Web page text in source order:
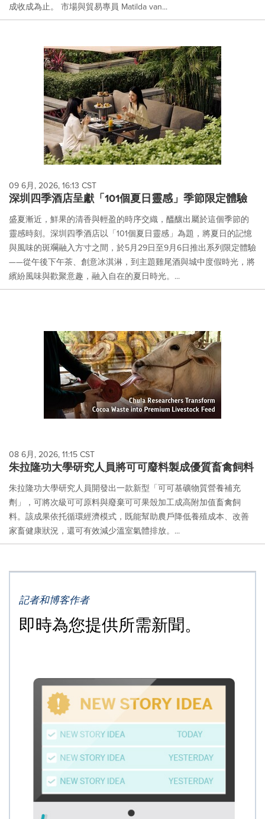
成收成為止。 市場與貿易專員 Matilda van...
09 6月, 2026, 16:13 CST
深圳四季酒店呈獻「101個夏日靈感」季節限定體驗
盛夏漸近，鮮果的清香與輕盈的時序交織，醞釀出屬於這個季節的
靈感時刻。深圳四季酒店以「101個夏日靈感」為題，將夏日的記憶
與風味的斑斕融入方寸之間，於5月29日至9月6日推出系列限定體驗
——從午後下午茶、創意冰淇淋，到主題雞尾酒與城中度假時光，將
繽紛風味與歡聚意趣，融入自在的夏日時光。...
08 6月, 2026, 11:15 CST
朱拉隆功大學研究人員將可可廢料製成優質畜禽飼料
朱拉隆功大學研究人員開發出一款新型「可可基礦物質營養補充
劑」，可將次級可可原料與廢棄可可果殼加工成高附加值畜禽飼
料。該成果依托循環經濟模式，既能幫助農戶降低養殖成本、改善
家畜健康狀況，還可有效減少溫室氣體排放。...
記者和博客作者
即時為您提供所需新聞。